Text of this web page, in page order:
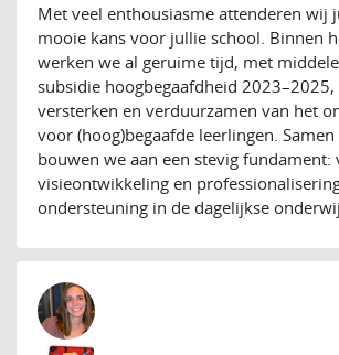
Met veel enthousiasme attenderen wij
mooie kans voor jullie school. Binnen
werken we al geruime tijd, met
subsidie hoogbegaafdheid 2023–2025,
versterken en verduurzamen van het
voor (hoog)begaafde leerlingen.
bouwen we aan een stevig fundament:
visieontwikkeling en
ondersteuning in de dagelijkse